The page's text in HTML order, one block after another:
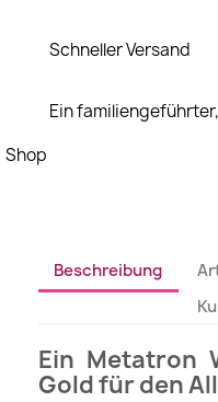
Schneller Versand
Ein
Shop
Beschreibung
Ein Metatron
Gold für den